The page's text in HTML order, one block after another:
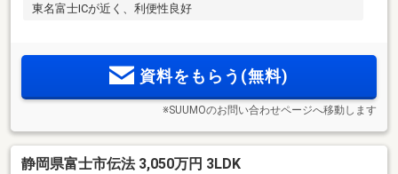
東名富士ICが近く、利便性良好
資料をもらう(無料)
※SUUMOのお問い合わせページへ移動します
静岡県富士市伝法 3,050万円 3LDK